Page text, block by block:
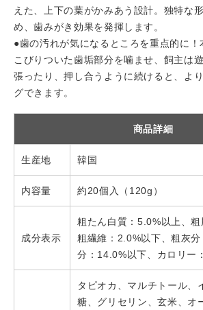
えた、上下の葉がかみあう設計。独特な
め、歯みがき効果を発揮します。
●歯の汚れが気になるところを重点的に！
こびりついた歯垢部分を噛ませ、飼主は
張ったり、押し合うように続けると、よ
グできます。
商品詳細
生産地 韓国
内容量 約20個入（120g）
成分表示
粗たん白質：5.0%以上、粗
粗繊維：2.0%以下、粗灰
分：14.0%以下、カロリー
タピオカ、マルチトール、
糖、グリセリン、玄米、オ